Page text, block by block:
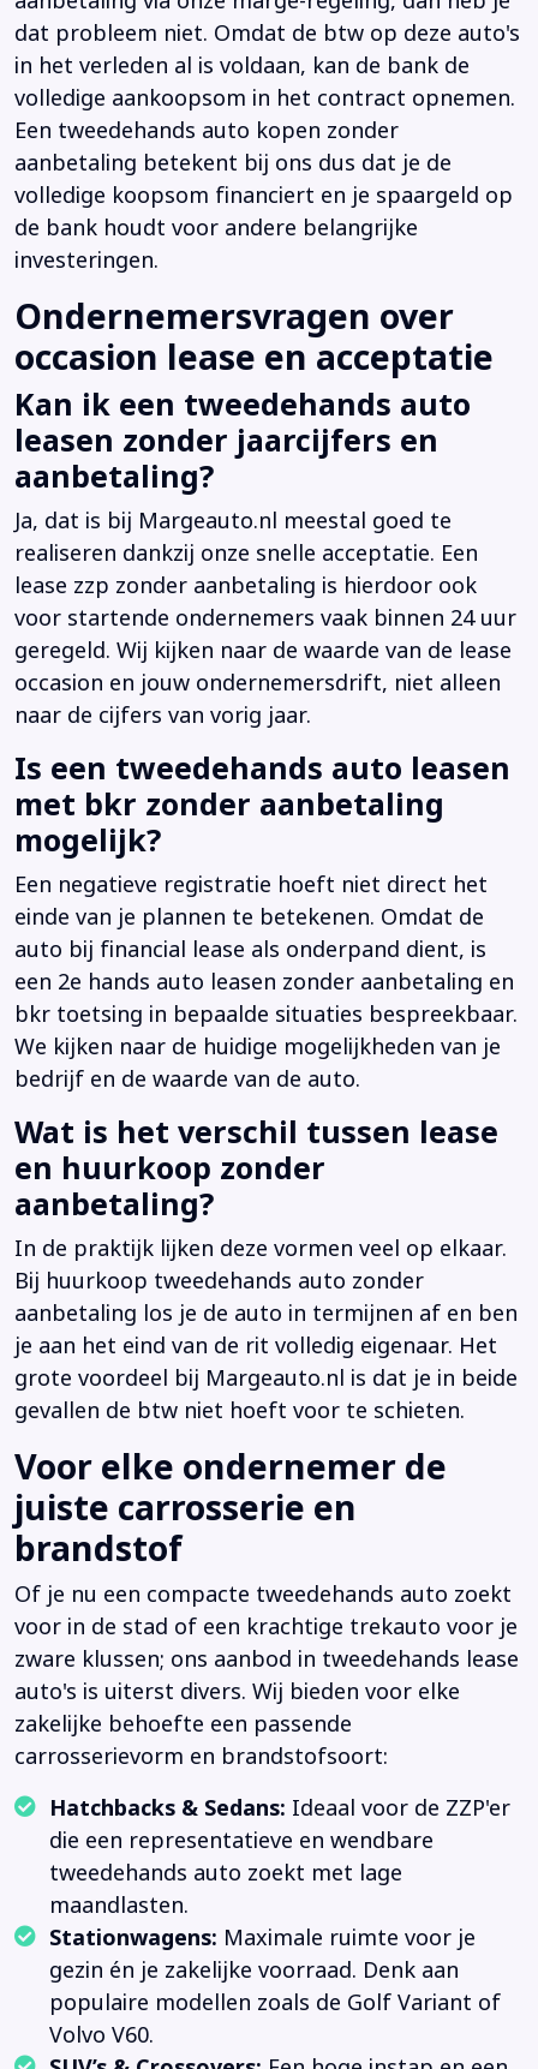
dat probleem niet. Omdat de btw op deze auto's
in het verleden al is voldaan, kan de bank de
volledige aankoopsom in het contract opnemen.
Een tweedehands auto kopen zonder
aanbetaling betekent bij ons dus dat je de
volledige koopsom financiert en je spaargeld op
de bank houdt voor andere belangrijke
investeringen.
Ondernemersvragen over
occasion lease en acceptatie
Kan ik een tweedehands auto
leasen zonder jaarcijfers en
aanbetaling?
Ja, dat is bij Margeauto.nl meestal goed te
realiseren dankzij onze snelle acceptatie. Een
lease zzp zonder aanbetaling is hierdoor ook
voor startende ondernemers vaak binnen 24 uur
geregeld. Wij kijken naar de waarde van de lease
occasion en jouw ondernemersdrift, niet alleen
naar de cijfers van vorig jaar.
Is een tweedehands auto leasen
met bkr zonder aanbetaling
mogelijk?
Een negatieve registratie hoeft niet direct het
einde van je plannen te betekenen. Omdat de
auto bij financial lease als onderpand dient, is
een 2e hands auto leasen zonder aanbetaling en
bkr toetsing in bepaalde situaties bespreekbaar.
We kijken naar de huidige mogelijkheden van je
bedrijf en de waarde van de auto.
Wat is het verschil tussen lease
en huurkoop zonder
aanbetaling?
In de praktijk lijken deze vormen veel op elkaar.
Bij huurkoop tweedehands auto zonder
aanbetaling los je de auto in termijnen af en ben
je aan het eind van de rit volledig eigenaar. Het
grote voordeel bij Margeauto.nl is dat je in beide
gevallen de btw niet hoeft voor te schieten.
Voor elke ondernemer de
juiste carrosserie en
brandstof
Of je nu een compacte tweedehands auto zoekt
voor in de stad of een krachtige trekauto voor je
zware klussen; ons aanbod in tweedehands lease
auto's is uiterst divers. Wij bieden voor elke
zakelijke behoefte een passende
carrosserievorm en brandstofsoort:
Hatchbacks & Sedans: Ideaal voor de ZZP'er
die een representatieve en wendbare
tweedehands auto zoekt met lage
maandlasten.
Stationwagens: Maximale ruimte voor je
gezin én je zakelijke voorraad. Denk aan
populaire modellen zoals de Golf Variant of
Volvo V60.